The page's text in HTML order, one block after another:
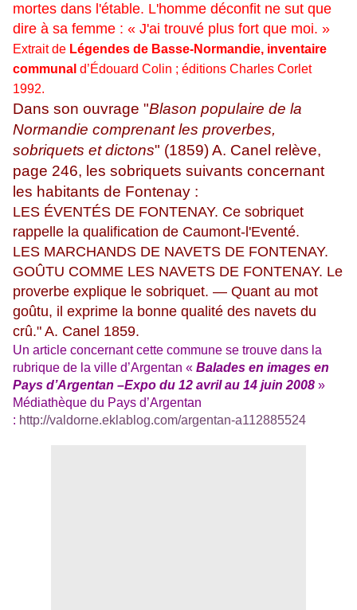
mortes dans l'étable. L'homme déconfit ne sut que
dire à sa femme : « J'ai trouvé plus fort que moi. »
Extrait de Légendes de Basse-Normandie, inventaire
communal d’Édouard Colin ; éditions Charles Corlet
1992.
Dans son ouvrage "Blason populaire de la
Normandie comprenant les proverbes,
sobriquets et dictons" (1859) A. Canel relève,
page 246, les sobriquets suivants concernant
les habitants de Fontenay :
LES ÉVENTÉS DE FONTENAY. Ce sobriquet
rappelle la qualification de Caumont-l'Eventé.
LES MARCHANDS DE NAVETS DE FONTENAY.
GOÛTU COMME LES NAVETS DE FONTENAY. Le
proverbe explique le sobriquet. — Quant au mot
goûtu, il exprime la bonne qualité des navets du
crû." A. Canel 1859.
Un article concernant cette commune se trouve dans la
rubrique de la ville d’Argentan « Balades en images en
Pays d’Argentan –Expo du 12 avril au 14 juin 2008 »
Médiathèque du Pays d’Argentan
: http://valdorne.eklablog.com/argentan-a112885524